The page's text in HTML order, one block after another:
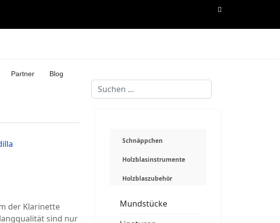
Partner Blog
Suchen
...
der Klarinette
sind nur
Schnäppchen
Holzblasinstrumente
Holzblaszubehör
Mundstücke